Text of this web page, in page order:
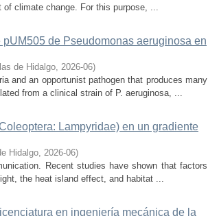
climate change. For this purpose, ...
de Pseudomonas aeruginosa en
de Hidalgo, 2026-06)
and an opportunist pathogen that produces many
from a clinical strain of P. aeruginosa, ...
Lampyridae) en un gradiente
Hidalgo, 2026-06)
Recent studies have shown that factors
the heat island effect, and habitat ...
en ingeniería mecánica de la